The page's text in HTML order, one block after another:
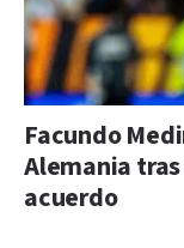
Facundo
Alemania
acuerdo